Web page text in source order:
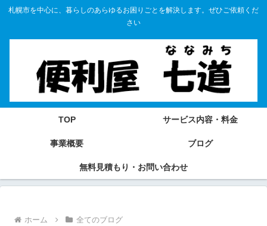
札幌市を中心に、暮らしのあらゆるお困りごとを解決します。ぜひご依頼くだ
さい
TOP サービス内容・料金
事業概要 ブログ
無料見積もり・お問い合わせ
ホーム 全てのブログ